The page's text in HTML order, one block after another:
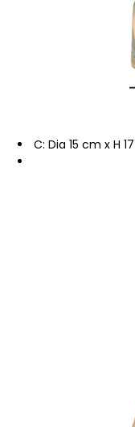
C: Dia 15 cm x H